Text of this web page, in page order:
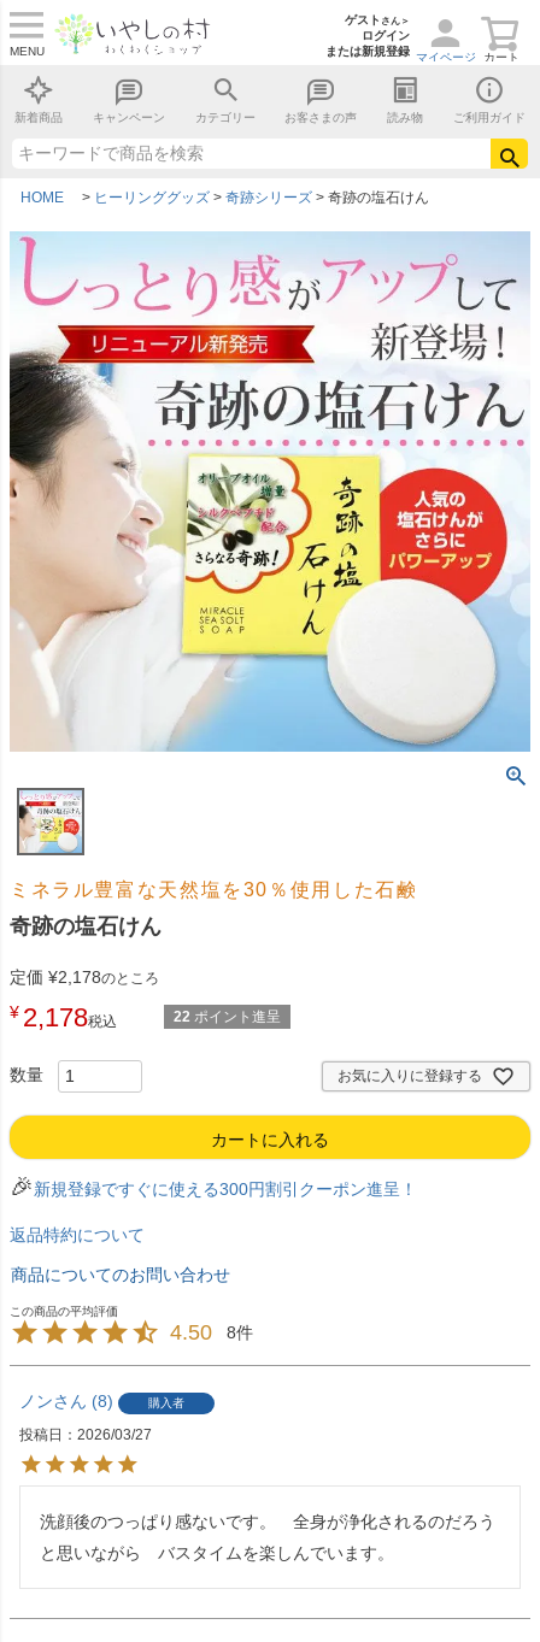
ゲスト さん＞
ログイン
または新規登録
カート
マイページ
MENU
新着商品 キャンペーン カテゴリー お客さまの声 読み物 ご利用ガイド
HOME ヒーリンググッズ 奇跡シリーズ 奇跡の塩石けん
ミネラル豊富な天然塩を30％使用した石鹸
奇跡の塩石けん
定価 ¥2,178のところ
¥ 2,178税込 22 ポイント進呈
お気に入りに登録する
カートに入れる
🎉新規登録ですぐに使える300円割引クーポン進呈！
返品特約について
商品についてのお問い合わせ
4.50 8
ノン 8 購入者
投稿日 2026/03/27
洗顔後のつっぱり感ないです。　全身が浄化されるのだろう
と思いながら　バスタイムを楽しんでいます。